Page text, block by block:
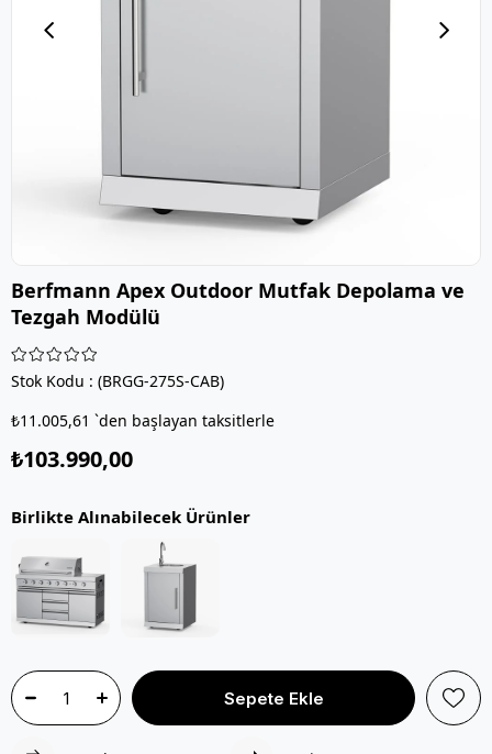
Berfmann Apex Outdoor Mutfak Depolama ve
Tezgah Modülü
Stok Kodu
(BRGG-275S-CAB)
₺11.005,61 `den başlayan taksitlerle
₺103.990,00
Birlikte Alınabilecek Ürünler